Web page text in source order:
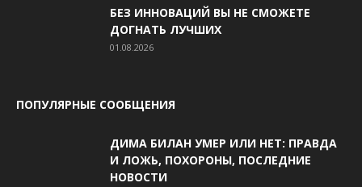
БЕЗ ИННОВАЦИЙ ВЫ НЕ СМОЖЕТЕ
ДОГНАТЬ ЛУЧШИХ
01.08.2026
ПОПУЛЯРНЫЕ СООБЩЕНИЯ
ДИМА БИЛАН УМЕР ИЛИ НЕТ: ПРАВДА
И ЛОЖЬ, ПОХОРОНЫ, ПОСЛЕДНИЕ
НОВОСТИ